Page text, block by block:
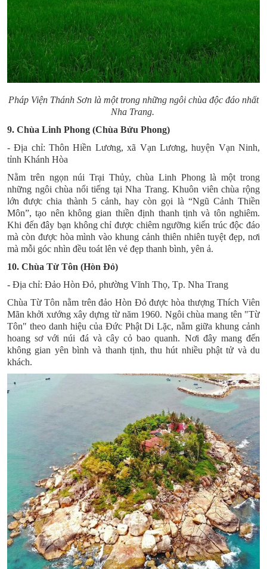
Pháp Viện Thánh Sơn là một trong những ngôi chùa độc đáo nhất
Nha Trang.
9. Chùa Linh Phong (Chùa Bửu Phong)
- Địa chỉ: Thôn Hiền Lương, xã Vạn Lương, huyện Vạn Ninh,
tỉnh Khánh Hòa
Nằm trên ngọnnúi Trại Thủy, chùa Linh Phonglà một trong
những ngôi chùa nổi tiếng tại Nha Trang. Khuôn viên chùa rộng
lớn được chia thành 5 cảnh, hay còn gọi là “Ngũ Cảnh Thiền
Môn”, tạo nên không gian thiền định thanh tịnh và tôn nghiêm.
Khi đến đây bạn không chỉ được chiêm ngưỡng kiến trúc độc đáo
mà còn được hòa mình vào khung cảnh thiên nhiên tuyệt đẹp, nơi
mà mỗi góc nhìn đều toát lên vẻ đẹp thanh bình, yên ả.
10. Chùa Từ Tôn (Hòn Đỏ)
- Địa chỉ: Đảo Hòn Đỏ, phường Vĩnh Thọ, Tp. Nha Trang
Chùa Từ Tôn nằm trên đảo Hòn Đỏ được hòa thượng Thích Viên
Mãn khởi xướng xây dựng từ năm 1960. Ngôi chùa mang tên "Từ
Tôn" theo danh hiệu của Đức Phật Di Lặc, nằm giữa khung cảnh
hoang sơ với núi đá và cây cỏ bao quanh. Nơi đây mang đến
không gian yên bình và thanh tịnh, thu hút nhiều phật tử và du
khách.